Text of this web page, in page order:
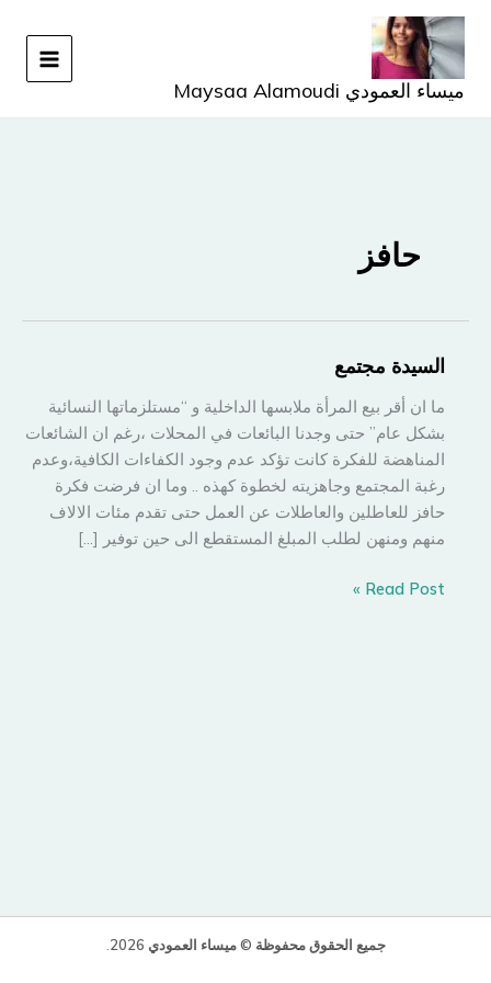
تخطي
المحتوى
ميساء العمودي Maysaa Alamoudi
حافز
السيدة مجتمع
ما ان أقر بيع المرأة ملابسها الداخلية و “مستلزماتها النسائية
بشكل عام” حتى وجدنا البائعات في المحلات ،رغم ان الشائعات
المناهضة للفكرة كانت تؤكد عدم وجود الكفاءات الكافية،وعدم
رغبة المجتمع وجاهزيته لخطوة كهذه .. وما ان فرضت فكرة
حافز للعاطلين والعاطلات عن العمل حتى تقدم مئات الالاف
منهم ومنهن لطلب المبلغ المستقطع الى حين توفير […]
السيدة
Read Post »
جميع الحقوق محفوظة © ميساء العمودي 2026